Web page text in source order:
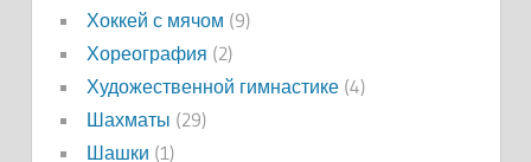
Хоккей с мячом (9)
Хореография (2)
Художественной гимнастике(4)
Шахматы (29)
Шашки (1)